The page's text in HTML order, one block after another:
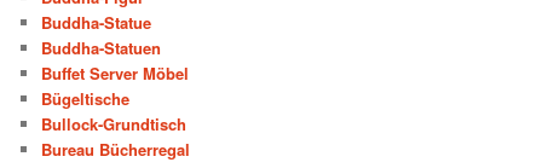
Buddha-Statue
Buddha-Statuen
Buffet Server Möbel
Bügeltische
Bullock-Grundtisch
Bureau Bücherregal